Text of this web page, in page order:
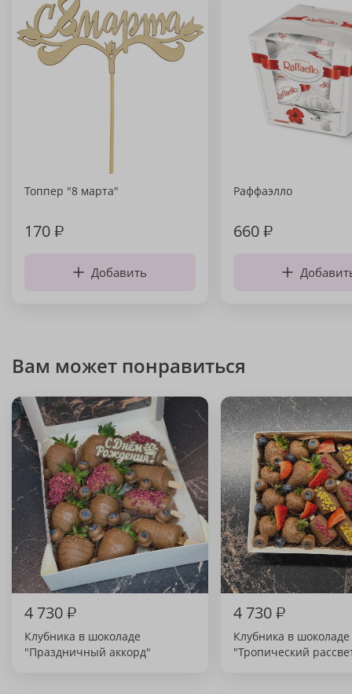
Топпер "8 марта"
170₽
Добавить
Раффаэлло
660₽
Вам может понравиться
4 730₽
Клубника в шоколаде
"Праздничный аккорд"
4 730₽
Клубника в шоколаде
"Тропический